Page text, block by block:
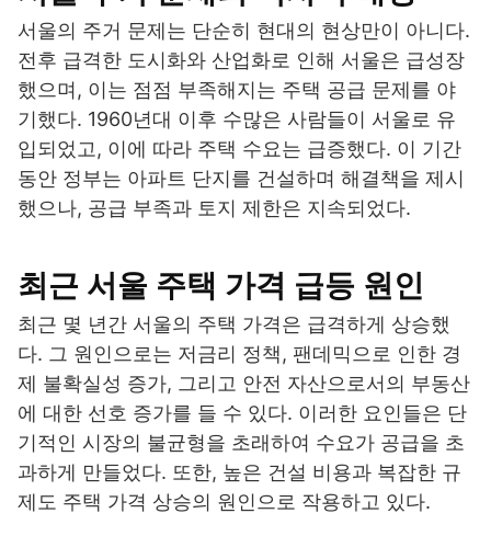
서울의 주거 문제는 단순히 현대의 현상만이 아니다.
전후 급격한 도시화와 산업화로 인해 서울은 급성장
했으며, 이는 점점 부족해지는 주택 공급 문제를 야
기했다. 1960년대 이후 수많은 사람들이 서울로 유
입되었고, 이에 따라 주택 수요는 급증했다. 이 기간
동안 정부는 아파트 단지를 건설하며 해결책을 제시
했으나, 공급 부족과 토지 제한은 지속되었다.
최근 서울 주택 가격 급등 원인
최근 몇 년간 서울의 주택 가격은 급격하게 상승했
다. 그 원인으로는 저금리 정책, 팬데믹으로 인한 경
제 불확실성 증가, 그리고 안전 자산으로서의 부동산
에 대한 선호 증가를 들 수 있다. 이러한 요인들은 단
기적인 시장의 불균형을 초래하여 수요가 공급을 초
과하게 만들었다. 또한, 높은 건설 비용과 복잡한 규
제도 주택 가격 상승의 원인으로 작용하고 있다.